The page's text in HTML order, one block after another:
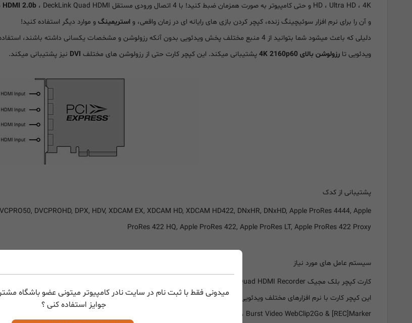
میدونی فقط با ثبت نام در سایت نادر کامپیوتر میتونی عضو باشگاه
جوایز استفاده کنی ؟
HD ، Ultra HD ، 4K و حتی کامپیوتر به صورت همزمان ضبط کنید! با 4 اتصال ورودی مستقل
HDMI 2.0b
و آن را برای نرم افزار سوئیچینگ زنده، کپچر کردن بازی های رایانه ای در زمان واقعی، و استریمینگ و موارد دیگر استفاده کنید!
دلیلی که باعث میشود شما بتوانید از 4 منبع مختلف پخش ویدئویی بدون آنکه رزولوشن و مشخصات یکسانی داشته باشند، استفاده کنید این است که
ویدئویی تا رزولوشن بالای 4K 2160p60 پشتیبانی میکند. این کپچر کارت حتی از رزولوشن های مختلف DVI نیز پشتیبانی میکند.
پشتیبانی از کدک
DVCPROHD, DPX, HDV, XDCAM EX, XDCAM HD, XDCAM HD422, DNxHR, DNxHD, Apple ProRes 4444, Apple
ProRes 422 HQ, Apple ProRes 422, Apple ProRes LT, Apple ProRes 422 Proxy
سیستم عامل های مورد نیاز
کارت کپچر بلک مجیک Decklink Quad HDMI Recorder از سیستم عامل های Mac 10.15 Catalina، Mac 11.1 Big Sur، Linux و ویندوز 8.1 و 10 که 64-bit باشند، پشتبانی میکند.
این کپچر کارت با نرم افزارهای مختلف ویدئویی برای نمایش تصاویر، کپچر و گیم کپچر و لایو استریم
Livestream Producer، Metus Inges، Softron MovieRecorder، ToolsOnAir just:in، Burst Video WebClip2Go & [REC]Marker و Zoom میباشند.